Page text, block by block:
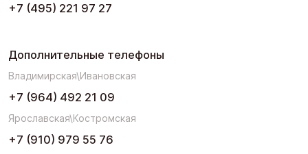
+7 (495) 221 97 27
Дополнительные телефоны
Владимирская\Ивановская
+7 (964) 492 21 09
Ярославская\Костромская
+7 (910) 979 55 76